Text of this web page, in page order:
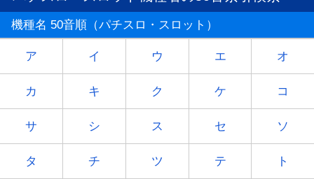
機種名 50音順（パチスロ・スロット）
ア イ ウ エ オ
カ キ ク ケ コ
サ シ ス セ ソ
タ チ ツ テ ト